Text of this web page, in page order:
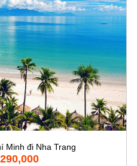
Minh đi Nha Trang